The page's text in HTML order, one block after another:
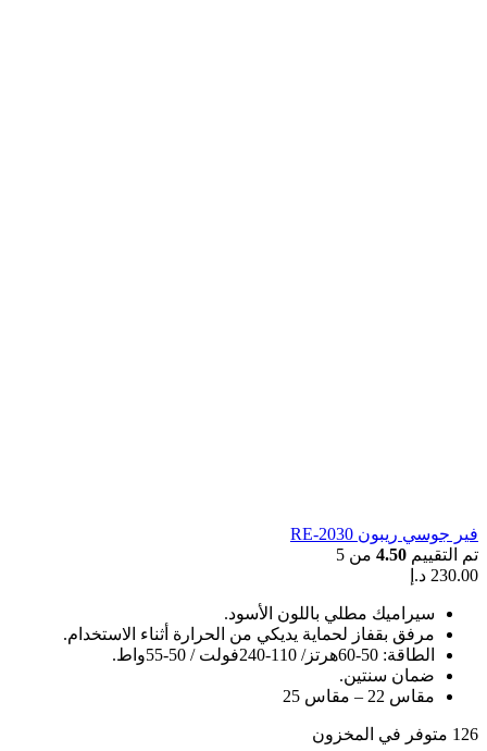
فير جوسي ريبون RE-2030
تم التقييم 4.50 من 5
230.00 د.إ
سيراميك مطلي باللون الأسود.
مرفق بقفاز لحماية يديكي من الحرارة أثناء الاستخدام.
الطاقة: 50-60هرتز/ 110-240فولت / 50-55واط.
ضمان سنتين.
مقاس 22 – مقاس 25
126 متوفر في المخزون